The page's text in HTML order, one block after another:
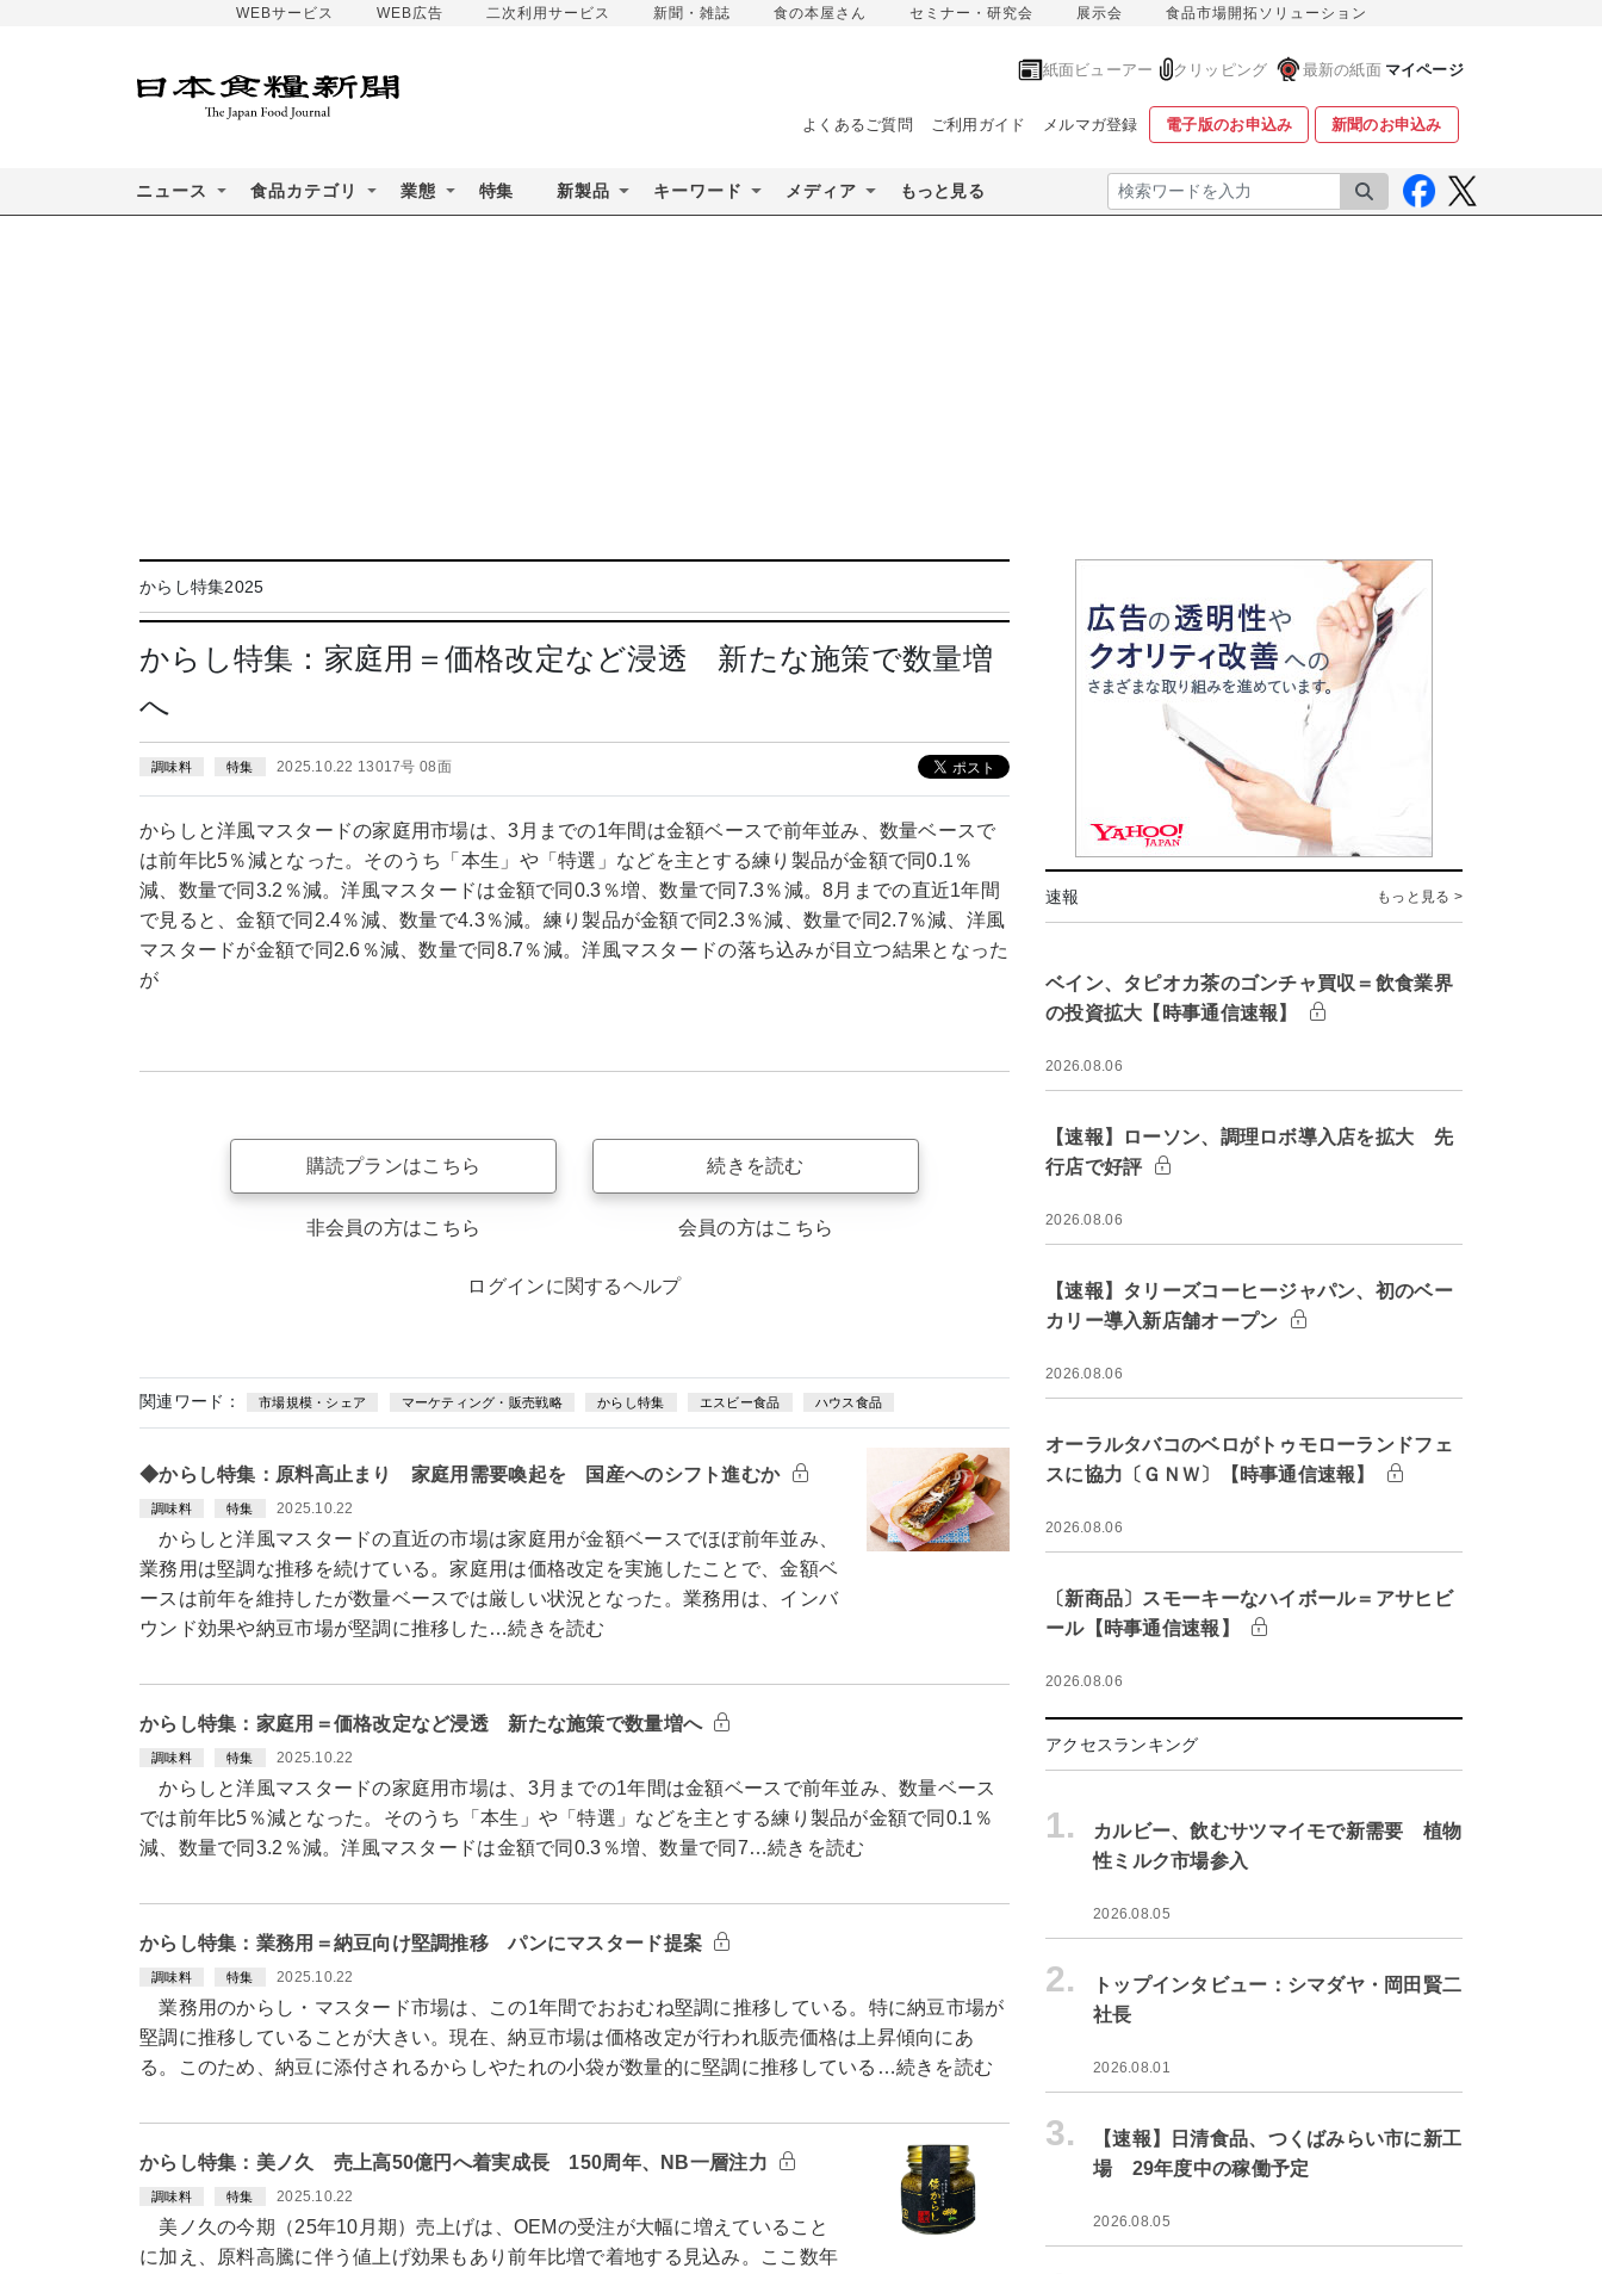
WEBサービス WEB広告 二次利用サービス 新聞・雑誌 食の本屋さん セミナー・研究会 展示会 食品市場開拓ソリューション
紙面ビューアー クリッピング 最新の紙面 マイページ
よくあるご質問 ご利用ガイド メルマガ登録 電子版のお申込み 新聞のお申込み
ニュース 食品カテゴリ 業態 特集 新製品 キーワード メディア もっと見る 検索
からし特集2025
からし特集：家庭用＝価格改定など浸透 新たな施策で数量増
へ
調味料 特集 2025.10.22 13017号 08面
からしと洋風マスタードの家庭用市場は、3月までの1年間は金額ベースで前年並み、数量ベースで
は前年比5％減となった。そのうち「本生」や「特選」などを主とする練り製品が金額で同0.1％
減、数量で同3.2％減。洋風マスタードは金額で同0.3％増、数量で同7.3％減。8月までの直近1年間
で見ると、金額で同2.4％減、数量で4.3％減。練り製品が金額で同2.3％減、数量で同2.7％減、洋風
マスタードが金額で同2.6％減、数量で同8.7％減。洋風マスタードの落ち込みが目立つ結果となった
が
購読プランはこちら
非会員の方はこちら
続きを読む
会員の方はこちら
ログインに関するヘルプ
関連ワード： 市場規模・シェア マーケティング・販売戦略 からし特集 エスビー食品 ハウス食品
◆からし特集：原料高止まり 家庭用需要喚起を 国産へのシフト進むか
調味料 特集 2025.10.22
からしと洋風マスタードの直近の市場は家庭用が金額ベースでほぼ前年並み、
業務用は堅調な推移を続けている。家庭用は価格改定を実施したことで、金額ベ
ースは前年を維持したが数量ベースでは厳しい状況となった。業務用は、インバ
ウンド効果や納豆市場が堅調に推移した…続きを読む
からし特集：家庭用＝価格改定など浸透 新たな施策で数量増へ
調味料 特集 2025.10.22
からしと洋風マスタードの家庭用市場は、3月までの1年間は金額ベースで前年並み、数量ベース
では前年比5％減となった。そのうち「本生」や「特選」などを主とする練り製品が金額で同0.1％
減、数量で同3.2％減。洋風マスタードは金額で同0.3％増、数量で同7…続きを読む
からし特集：業務用＝納豆向け堅調推移 パンにマスタード提案
調味料 特集 2025.10.22
業務用のからし・マスタード市場は、この1年間でおおむね堅調に推移している。特に納豆市場が
堅調に推移していることが大きい。現在、納豆市場は価格改定が行われ販売価格は上昇傾向にあ
る。このため、納豆に添付されるからしやたれの小袋が数量的に堅調に推移している…続きを読む
からし特集：美ノ久 売上高50億円へ着実成長 150周年、NB一層注力
調味料 特集 2025.10.22
美ノ久の今期（25年10月期）売上げは、OEMの受注が大幅に増えていること
に加え、原料高騰に伴う値上げ効果もあり前年比増で着地する見込み。ここ数年
速報 もっと見る >
ベイン、タピオカ茶のゴンチャ買収＝飲食業界
の投資拡大【時事通信速報】
2026.08.06
【速報】ローソン、調理ロボ導入店を拡大 先
行店で好評
2026.08.06
【速報】タリーズコーヒージャパン、初のベー
カリー導入新店舗オープン
2026.08.06
オーラルタバコのベロがトゥモローランドフェ
スに協力〔ＧＮＷ〕【時事通信速報】
2026.08.06
〔新商品〕スモーキーなハイボール＝アサヒビ
ール【時事通信速報】
2026.08.06
アクセスランキング
1.
カルビー、飲むサツマイモで新需要 植物
性ミルク市場参入
2026.08.05
2.
トップインタビュー：シマダヤ・岡田賢二
社長
2026.08.01
3.
【速報】日清食品、つくばみらい市に新工
場 29年度中の稼働予定
2026.08.05